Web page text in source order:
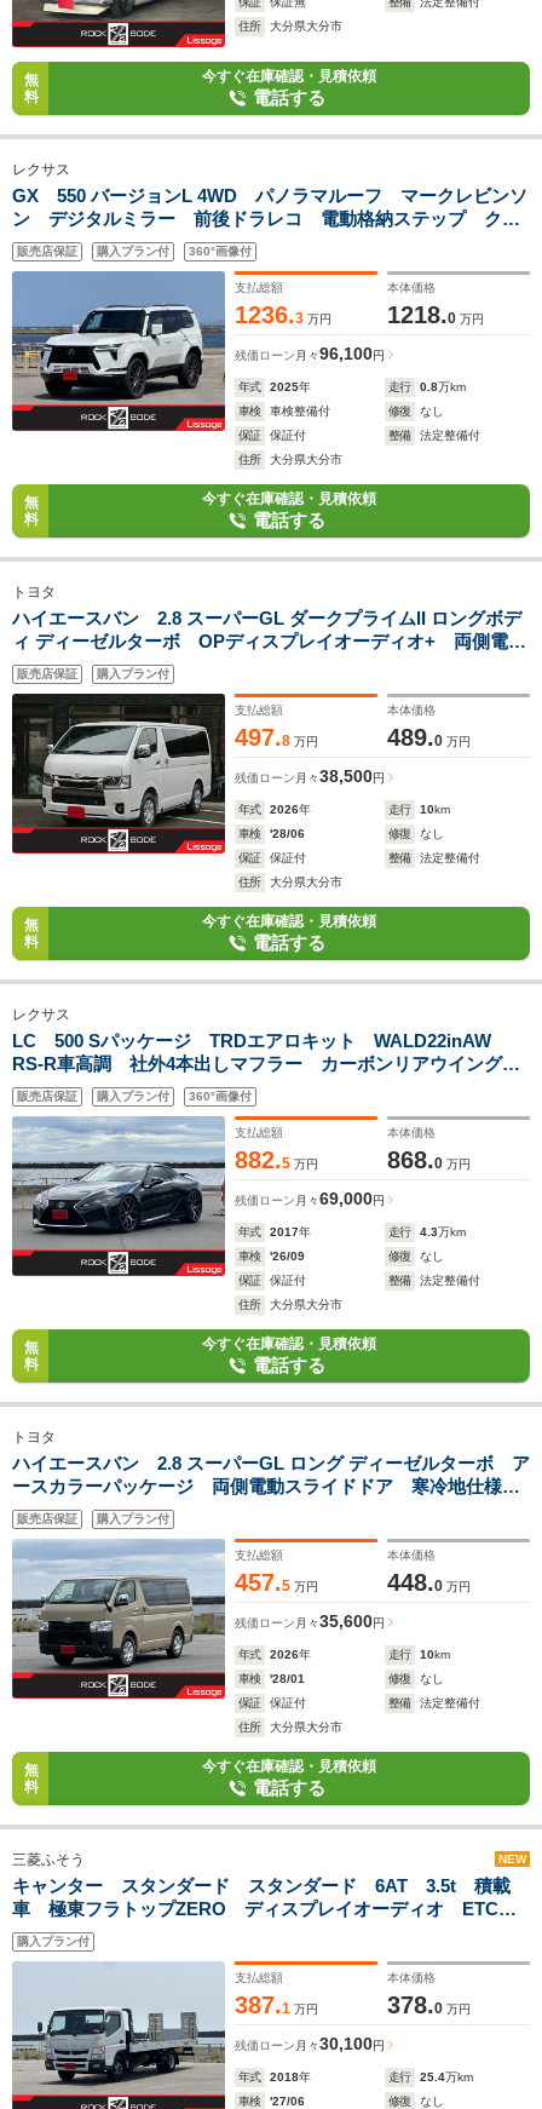
住所
大分県大分市
無
料
今すぐ在庫確認・見積依頼
電話する
レクサス
GX 550 バージョンL 4WD パノラマルーフ マークレビンソ
ン デジタルミラー 前後ドラレコ 電動格納ステップ クー
ルBOX ワイヤレス充電 黒革 ベンチレーション 三眼フル
LED パワーバックドア HUD 22inAW 寒冷地仕様
販売店保証 購入プラン付 360°画像付
支払総額
1236.3 万円
本体価格
1218.0 万円
残価ローン 月々96,100円
年式 2025年 走行 0.8万km
車検
車検整備付 修復
なし
保証
保証付 整備
法定整備付
住所
大分県大分市
無
料
今すぐ在庫確認・見積依頼
電話する
トヨタ
ハイエースバン 2.8 スーパーGL ダークプライムII ロングボデ
ィ ディーゼルターボ OPディスプレイオーディオ+ 両側電動
スライドドア デジタルミラー 寒冷地仕様 HDMI 全周囲
カメラ LEDヘッドランプ ハーフレザー シートヒーター
アクセサリーコンセント トヨタセーフティセンス
販売店保証 購入プラン付
支払総額
497.8 万円
本体価格
489.0 万円
残価ローン 月々38,500円
年式 2026年 走行 10km
車検
'28/06 修復
なし
保証
保証付 整備
法定整備付
住所
大分県大分市
無
料
今すぐ在庫確認・見積依頼
電話する
レクサス
LC 500 Sパッケージ TRDエアロキット WALD22inAW
RS-R車高調 社外4本出しマフラー カーボンリアウイング&
ルーフ デジタルインナーミラー HUD BSM セーフティシ
ステム+ 赤革ハーフレザー ベンチレーション 寒冷地仕様
販売店保証 購入プラン付 360°画像付
支払総額
882.5 万円
本体価格
868.0 万円
残価ローン 月々69,000円
年式 2017年 走行 4.3万km
車検
'26/09 修復
なし
保証
保証付 整備
法定整備付
住所
大分県大分市
無
料
今すぐ在庫確認・見積依頼
電話する
トヨタ
ハイエースバン 2.8 スーパーGL ロング ディーゼルターボ ア
ースカラーパッケージ 両側電動スライドドア 寒冷地仕様
全周囲カメラ デジタルインナーミラー トヨタセーフティセ
ンス LEDヘッドランプ オートハイビーム スマートキー
リヤクーラー&ヒーター
販売店保証 購入プラン付
支払総額
457.5 万円
本体価格
448.0 万円
残価ローン 月々35,600円
年式 2026年 走行 10km
車検
'28/01 修復
なし
保証
保証付 整備
法定整備付
住所
大分県大分市
無
料
今すぐ在庫確認・見積依頼
電話する
三菱ふそう NEW
キャンター スタンダード スタンダード 6AT 3.5t 積載
車 極東フラトップZERO ディスプレイオーディオ ETC
バックカメラ シートカバー
購入プラン付
支払総額
387.1 万円
本体価格
378.0 万円
残価ローン 月々30,100円
年式 2018年 走行 25.4万km
車検
'27/06 修復
なし